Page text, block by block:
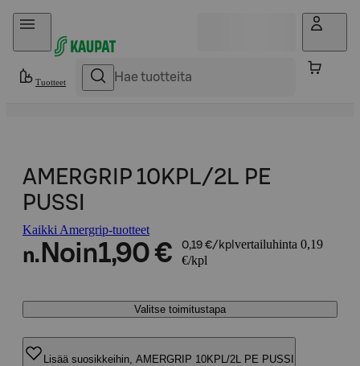
Hyppää sisältöön
Tuotteet
AMERGRIP 10KPL/2L PE
PUSSI
Kaikki Amergrip-tuotteet
n. Noin1,90 € 0,19 €/kpl vertailuhinta 0,19
€/kpl
Valitse toimitustapa
Lisää suosikkeihin, AMERGRIP 10KPL/2L PE PUSSI